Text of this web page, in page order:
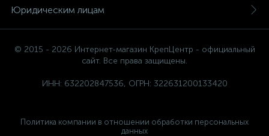
Юридическим лицам
© 2015 - 2026 Интернет-магазин КрепЦентр - официальный
сайт. Все права защищены.
ИНН: 632202847536, ОГРН: 322631200133420
Политика компании в отношении обработки персональных
данных